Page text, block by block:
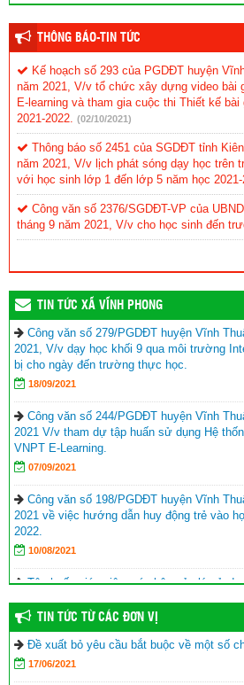
THÔNG BÁO-TIN TỨC
Kế hoạch số 293 của PGDĐT huyện
năm 2021, V/v tổ chức xây dựng video bài
E-learning và tham gia cuộc thi Thiết kế
2021-2022.
(02/10/2021)
Thông báo số 2451 của SGDĐT tỉnh
năm 2021, V/v lịch phát sóng dạy học trên
với học sinh lớp 1 đến lớp 5 năm học 2021-
Công văn số 2376/SGDĐT-VP của
tháng 9 năm 2021, V/v cho học sinh đến
TIN TỨC XÃ VĨNH PHONG
Công văn số 279/PGDĐT huyện Vĩnh
2021, V/v dạy học khối 9 qua môi trường
bị cho ngày đến trường thực học.
18/09/2021
Công văn số 244/PGDĐT huyện Vĩnh
2021 V/v tham dự tập huấn sử dụng Hệ
VNPT E-Learning.
07/09/2021
Công văn số 198/PGDĐT huyện Vĩnh
2021 về việc hướng dẫn huy động trẻ vào
2022.
10/08/2021
Tập huấn giáo viên, cán bộ quản lý sử
17/06/2021
Hội Khuyến học huyện Vĩnh Thuận trao
học sinh nghèo xã Phong Đông
TIN TỨC TỪ CÁC ĐƠN VỊ
Đề xuất bỏ yêu cầu bắt buộc về một số
17/06/2021